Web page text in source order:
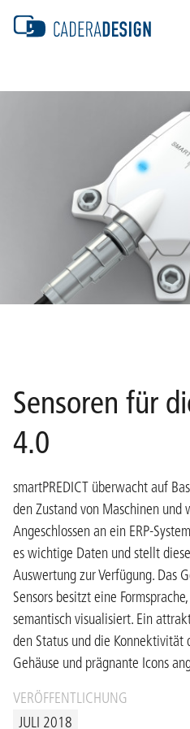
Sensoren für
4.0
smartPREDICT überwacht auf
den Zustand von Maschinen und
Angeschlossen an ein ERP-
es wichtige Daten und stellt
Auswertung zur Verfügung. Das
Sensors besitzt eine
semantisch visualisiert. Ein
den Status und die Konnektivität
Gehäuse und prägnante Icons
VERÖFFENTLICHUNG
JULI 2018